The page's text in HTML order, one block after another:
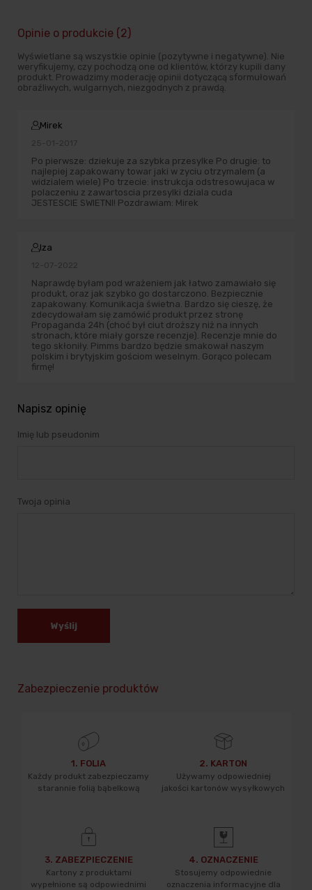
Opinie o produkcie (2)
Wyświetlane są wszystkie opinie (pozytywne i negatywne). Nie
weryfikujemy, czy pochodzą one od klientów, którzy kupili dany
produkt. Prowadzimy moderację opinii dotyczącą sformułowań
obraźliwych, wulgarnych, niezgodnych z prawdą.
Mirek
25-01-2017
Po pierwsze: dziekuje za szybka przesylke Po drugie: to
najlepiej zapakowany towar jaki w zyciu otrzymalem (a
widzialem wiele) Po trzecie: instrukcja odstresowujaca w
polaczeniu z zawartoscia przesylki dziala cuda
JESTESCIE SWIETNI! Pozdrawiam: Mirek
Iza
12-07-2022
Naprawdę byłam pod wrażeniem jak łatwo zamawiało się
produkt, oraz jak szybko go dostarczono. Bezpiecznie
zapakowany. Komunikacja świetna. Bardzo się cieszę, że
zdecydowałam się zamówić produkt przez stronę
Propaganda 24h (choć był ciut droższy niż na innych
stronach, które miały gorsze recenzje). Recenzje mnie do
tego skłoniły. Pimms bardzo będzie smakował naszym
polskim i brytyjskim gościom weselnym. Gorąco polecam
firmę!
Napisz opinię
Imię lub pseudonim
Twoja opinia
Wyślij
Zabezpieczenie produktów
1. FOLIA
Każdy produkt zabezpieczamy
starannie folią bąbelkową
2. KARTON
Używamy odpowiedniej
jakości kartonów wysyłkowych
3. ZABEZPIECZENIE
Kartony z produktami
wypełnione są odpowiednimi
4. OZNACZENIE
Stosujemy odpowiednie
oznaczenia informacyjne dla